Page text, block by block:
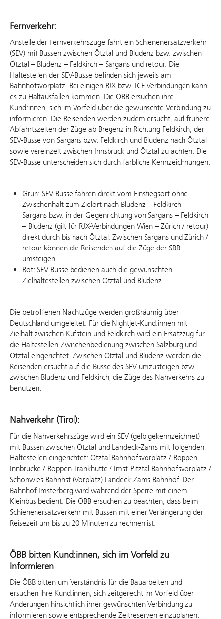
Fernverkehr:
Anstelle der Fernverkehrszüge fährt ein Schienenersatzverkehr
(SEV) mit Bussen zwischen Ötztal und Bludenz bzw. zwischen
Ötztal – Bludenz – Feldkirch – Sargans und retour. Die
Haltestellen der SEV-Busse befinden sich jeweils am
Bahnhofsvorplatz. Bei einigen RJX bzw. ICE-Verbindungen kann
es zu Haltausfällen kommen. Die ÖBB ersuchen ihre
Kund:innen, sich im Vorfeld über die gewünschte Verbindung zu
informieren. Die Reisenden werden zudem ersucht, auf frühere
Abfahrtszeiten der Züge ab Bregenz in Richtung Feldkirch, der
SEV-Busse von Sargans bzw. Feldkirch und Bludenz nach Ötztal
sowie vereinzelt zwischen Innsbruck und Ötztal zu achten. Die
SEV-Busse unterscheiden sich durch farbliche Kennzeichnungen:
Grün: SEV-Busse fahren direkt vom Einstiegsort ohne
Zwischenhalt zum Zielort nach Bludenz – Feldkirch –
Sargans bzw. in der Gegenrichtung von Sargans – Feldkirch
– Bludenz (gilt für RJX-Verbindungen Wien – Zürich / retour)
direkt durch bis nach Ötztal. Zwischen Sargans und Zürich /
retour können die Reisenden auf die Züge der SBB
umsteigen.
Rot: SEV-Busse bedienen auch die gewünschten
Zielhaltestellen zwischen Ötztal und Bludenz.
Die betroffenen Nachtzüge werden großräumig über
Deutschland umgeleitet. Für die Nightjet-Kund:innen mit
Zielhalt zwischen Kufstein und Feldkirch wird ein Ersatzzug für
die Haltestellen-Zwischenbedienung zwischen Salzburg und
Ötztal eingerichtet. Zwischen Ötztal und Bludenz werden die
Reisenden ersucht auf die Busse des SEV umzusteigen bzw.
zwischen Bludenz und Feldkirch, die Züge des Nahverkehrs zu
benutzen.
Nahverkehr (Tirol):
Für die Nahverkehrszüge wird ein SEV (gelb gekennzeichnet)
mit Bussen zwischen Ötztal und Landeck-Zams mit folgenden
Haltestellen eingerichtet: Ötztal Bahnhofsvorplatz / Roppen
Innbrücke / Roppen Trankhütte / Imst-Pitztal Bahnhofsvorplatz /
Schönwies Bahnhst (Vorplatz) Landeck-Zams Bahnhof. Der
Bahnhof Imsterberg wird während der Sperre mit einem
Kleinbus bedient. Die ÖBB ersuchen zu beachten, dass beim
Schienenersatzverkehr mit Bussen mit einer Verlängerung der
Reisezeit um bis zu 20 Minuten zu rechnen ist.
ÖBB bitten Kund:innen, sich im Vorfeld zu
informieren
Die ÖBB bitten um Verständnis für die Bauarbeiten und
ersuchen ihre Kund:innen, sich zeitgerecht im Vorfeld über
Änderungen hinsichtlich ihrer gewünschten Verbindung zu
informieren sowie entsprechende Zeitreserven einzuplanen.